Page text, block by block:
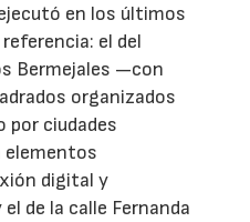
en los últimos
el del
Bermejales —con
organizados
por ciudades
elementos
digital y
de la calle Fernanda